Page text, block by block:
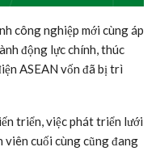
công nghiệp mới cùng áp
động lực chính, thúc
ASEAN vốn đã bị trì
triển, việc phát triển lưới
viên cuối cùng cũng đang